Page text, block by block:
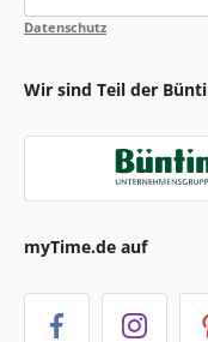
Datenschutz
Wir sind Teil der
myTime.de auf